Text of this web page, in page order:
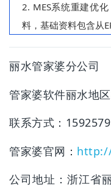
2. MES系统重建优化
料，基础资料包含从
丽水管家婆分公司
管家婆软件丽水地
联系方式：
管家婆官网：
公司地址：浙江省